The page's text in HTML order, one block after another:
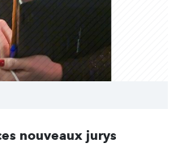
nouveaux jurys